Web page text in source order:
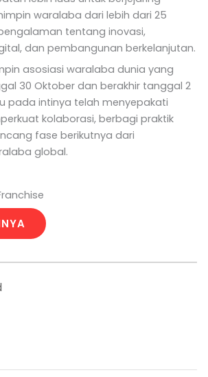
waralaba dari lebih dari 25
tentang inovasi,
dan pembangunan berkelanjutan.
asosiasi waralaba dunia yang
30 Oktober dan berakhir tanggal 2
pada intinya telah menyepakati
kolaborasi, berbagi praktik
fase berikutnya dari
global.